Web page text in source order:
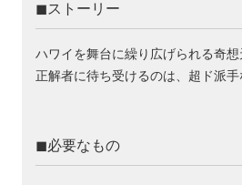
◼︎ストーリー
ハワイを舞台に繰り広げられる奇
正解者に待ち受けるのは、超ド派
◼︎必要なもの